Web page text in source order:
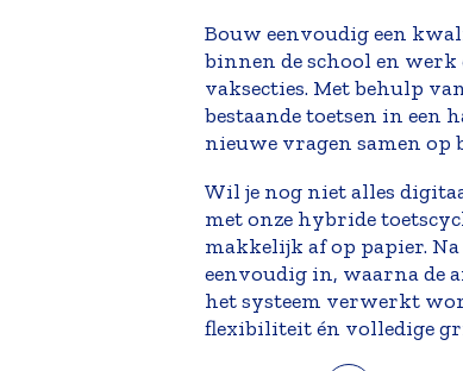
Bouw eenvoudig een
binnen de school en
vaksecties. Met behulp
bestaande toetsen in een
nieuwe vragen samen op
Wil je nog niet alles
met onze hybride
makkelijk af op papier. Na
eenvoudig in, waarna de
het systeem verwerkt
flexibiliteit én volledige